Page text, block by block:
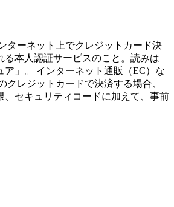
ターネット上でクレジットカード決
る本人認証サービスのこと。読みは
ア」。 インターネット通販（EC）な
クレジットカードで決済する場合、
、セキュリティコードに加えて、事前